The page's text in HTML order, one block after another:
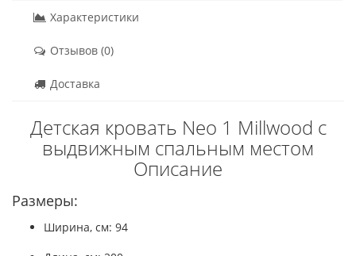
Характеристики
Отзывов (0)
Доставка
Детская кровать Neo 1 Millwood с
выдвижным спальным местом
Описание
Размеры:
Ширина, см: 94